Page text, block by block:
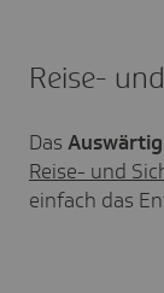
Reise-
Das
Reise- und
einfach das